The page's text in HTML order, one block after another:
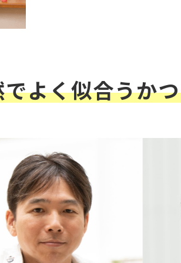
よく似合うか